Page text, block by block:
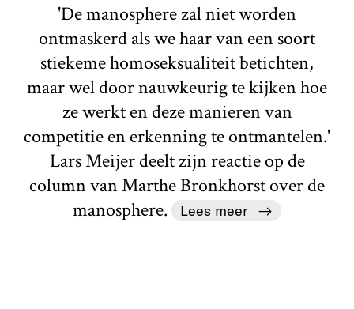
'De manosphere zal niet worden
ontmaskerd als we haar van een soort
stiekeme homoseksualiteit betichten,
maar wel door nauwkeurig te kijken hoe
ze werkt en deze manieren van
competitie en erkenning te ontmantelen.'
Lars Meijer deelt zijn reactie op de
column van Marthe Bronkhorst over de
manosphere.
Lees meer